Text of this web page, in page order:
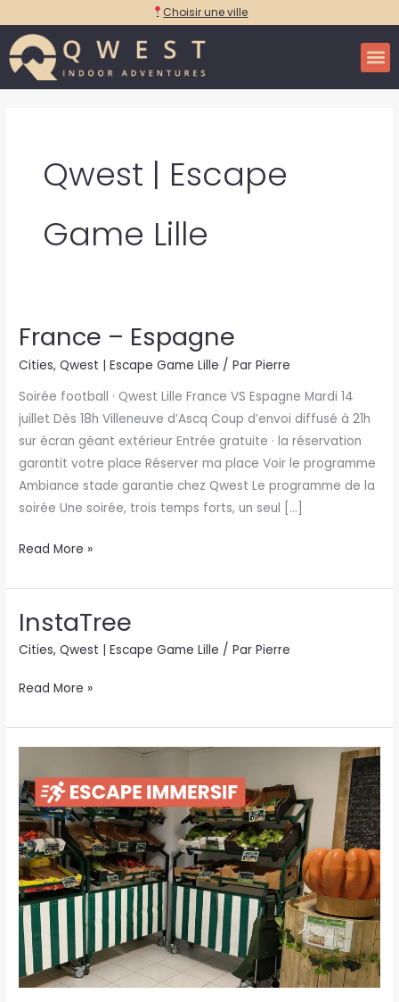
contenu
Choisir une ville
Qwest | Escape
Game Lille
France – Espagne
Cities,Qwest | Escape Game Lille / ParPierre
Soirée football · Qwest Lille France VS Espagne Mardi 14
juillet Dès 18h Villeneuve d’Ascq Coup d’envoi diffusé à 21h
sur écran géant extérieur Entrée gratuite · la réservation
garantit votre place Réserver ma place Voir le programme
Ambiance stade garantie chez Qwest Le programme de la
soirée Une soirée, trois temps forts, un seul […]
France
Read More »
InstaTree
Cities,Qwest | Escape Game Lille / ParPierre
InstaTree
Read More »
Supérette